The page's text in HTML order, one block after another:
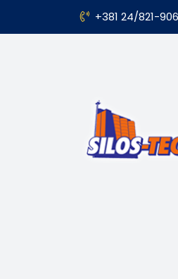
+381 24/821-906